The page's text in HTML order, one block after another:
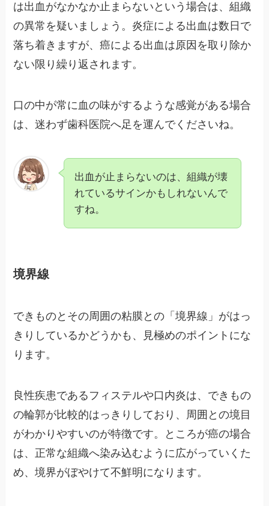
は出血がなかなか止まらないという場合は、組織
の異常を疑いましょう。炎症による出血は数日で
落ち着きますが、癌による出血は原因を取り除か
ない限り繰り返されます。
口の中が常に血の味がするような感覚がある場合
は、迷わず歯科医院へ足を運んでくださいね。
出血が止まらないのは、組織が壊
れているサインかもしれないんで
すね。
境界線
できものとその周囲の粘膜との「境界線」がはっ
きりしているかどうかも、見極めのポイントにな
ります。
良性疾患であるフィステルや口内炎は、できもの
の輪郭が比較的はっきりしており、周囲との境目
がわかりやすいのが特徴です。ところが癌の場合
は、正常な組織へ染み込むように広がっていくた
め、境界がぼやけて不鮮明になります。